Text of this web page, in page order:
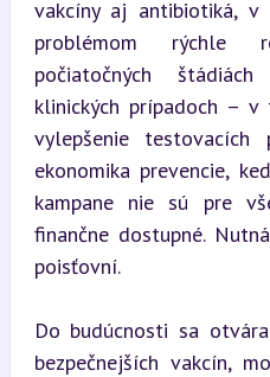
vakcíny aj antibiotiká, v
problémom rýchle
počiatočných
klinických prípadoch –
vylepšenie
ekonomika prevencie,
kampane nie sú pre
finančne dostupné.
poisťovní.
Do budúcnosti sa
bezpečnejších vakcín,